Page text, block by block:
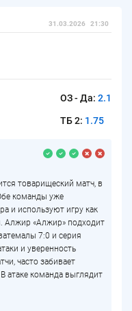
31.03.2026 21:30
ОЗ - Да: 2.1
ТБ 2: 1.75
товарищеский матч, в
команды уже
и используют игру как
Алжир «Алжир» подходит
7:0 и серия
и уверенность
часто забивает
атаке команда выглядит